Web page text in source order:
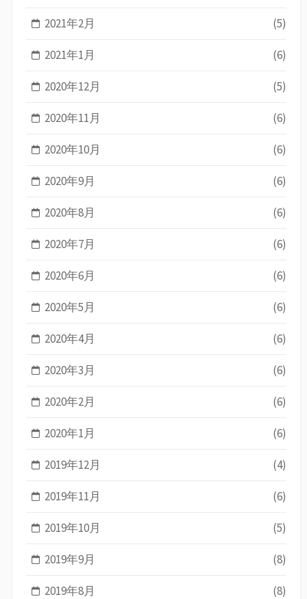
2021年2月 (5)
2021年1月 (6)
2020年12月 (5)
2020年11月 (6)
2020年10月 (6)
2020年9月 (6)
2020年8月 (6)
2020年7月 (6)
2020年6月 (6)
2020年5月 (6)
2020年4月 (6)
2020年3月 (6)
2020年2月 (6)
2020年1月 (6)
2019年12月 (4)
2019年11月 (6)
2019年10月 (5)
2019年9月 (8)
2019年8月 (8)